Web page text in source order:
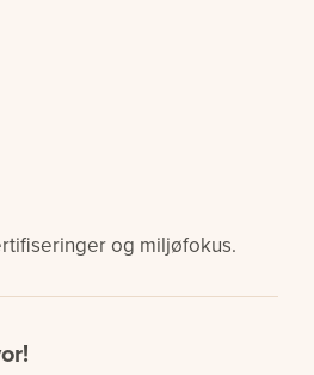
og miljøfokus.